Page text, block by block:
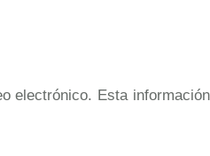
electrónico. Esta información